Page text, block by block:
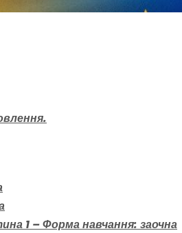
1 – Форма навчання: заочна